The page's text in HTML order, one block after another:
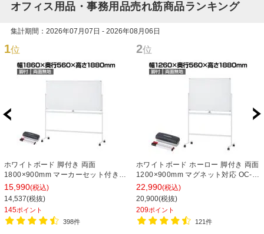
オフィス用品・事務用品売れ筋商品ランキング
集計期間：2026年07月07日 - 2026年08月06日
1位
ホワイトボード 脚付き 両面
1800×900mm マーカーセット付き
マグネット対応 OC-WB1890R2 白板
15,990(税込)
14,537(税抜)
145ポイント
398件
2位
ホワイトボード ホーロー 脚付き 両面
1200×900mm マグネット対応 OC-
WBH1290R2 白板
22,990(税込)
20,900(税抜)
209ポイント
121件